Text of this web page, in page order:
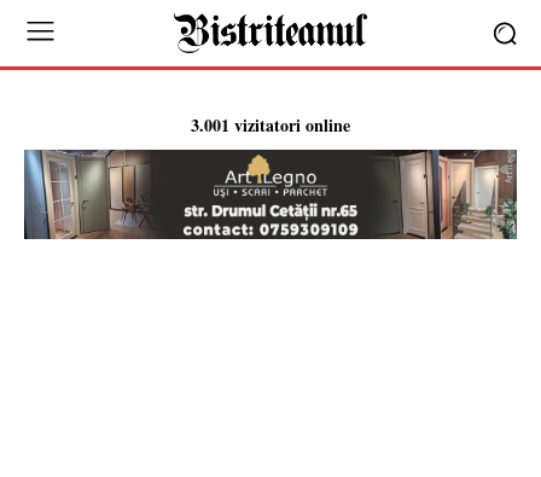
3.001 vizitatori online